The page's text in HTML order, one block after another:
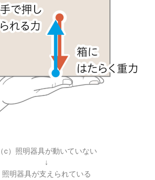
（c）照明器具が動いていない
↓
照明器具が支えられている